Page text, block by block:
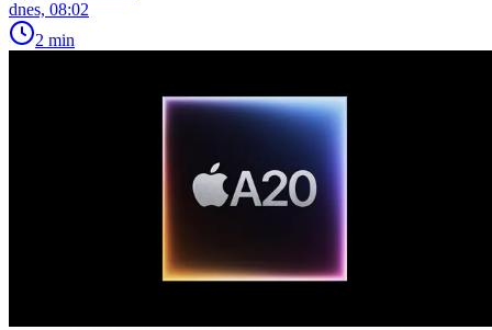
dnes, 08:02
2 min